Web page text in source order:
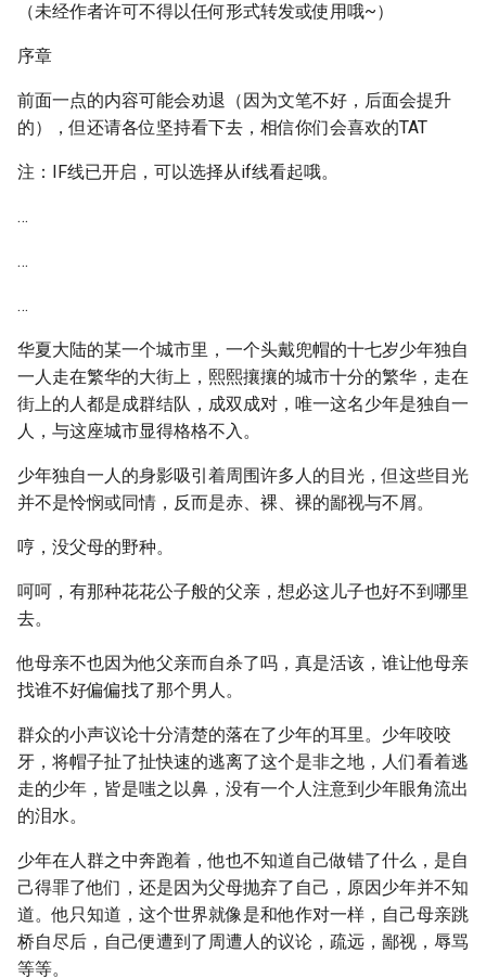
（未经作者许可不得以任何形式转发或使用哦~）
序章
前面一点的内容可能会劝退（因为文笔不好，后面会提升
的），但还请各位坚持看下去，相信你们会喜欢的TAT
注：IF线已开启，可以选择从if线看起哦。
…
…
…
华夏大陆的某一个城市里，一个头戴兜帽的十七岁少年独自
一人走在繁华的大街上，熙熙攘攘的城市十分的繁华，走在
街上的人都是成群结队，成双成对，唯一这名少年是独自一
人，与这座城市显得格格不入。
少年独自一人的身影吸引着周围许多人的目光，但这些目光
并不是怜悯或同情，反而是赤、裸、裸的鄙视与不屑。
哼，没父母的野种。
呵呵，有那种花花公子般的父亲，想必这儿子也好不到哪里
去。
他母亲不也因为他父亲而自杀了吗，真是活该，谁让他母亲
找谁不好偏偏找了那个男人。
群众的小声议论十分清楚的落在了少年的耳里。少年咬咬
牙，将帽子扯了扯快速的逃离了这个是非之地，人们看着逃
走的少年，皆是嗤之以鼻，没有一个人注意到少年眼角流出
的泪水。
少年在人群之中奔跑着，他也不知道自己做错了什么，是自
己得罪了他们，还是因为父母抛弃了自己，原因少年并不知
道。他只知道，这个世界就像是和他作对一样，自己母亲跳
桥自尽后，自己便遭到了周遭人的议论，疏远，鄙视，辱骂
等等。